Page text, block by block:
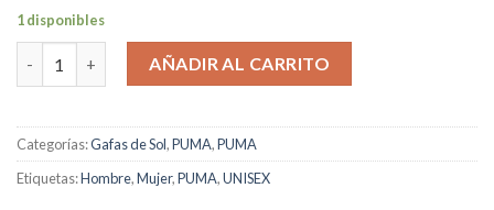
original
era:
$159.00.
actual
es:
$99.95.
1 disponibles
Puma Pe01330 Matte Black/Blue cantidad
AÑADIR AL CARRITO
Categorías:Gafas de Sol,PUMA,PUMA
Etiquetas:Hombre,Mujer,PUMA,UNISEX